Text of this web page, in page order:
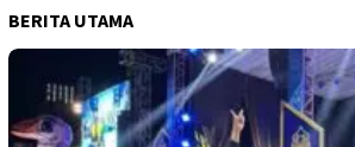
BERITA UTAMA